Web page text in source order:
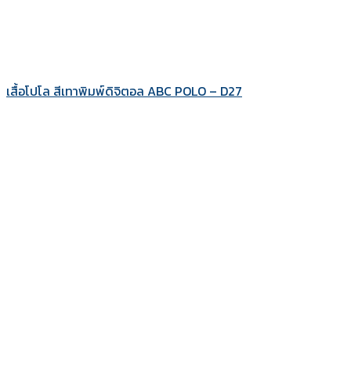
เสื้อโปโล สีเทาพิมพ์ดิจิตอล ABC POLO – D27